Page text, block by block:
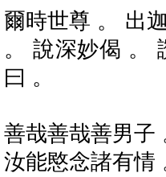
爾時世尊 。 出
。 說深妙偈 。
曰 。
善哉善哉善男子
汝能愍念諸有情